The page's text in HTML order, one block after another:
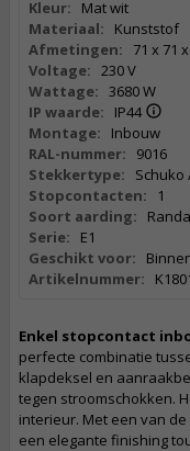
Kleur:
Mat wit
Materiaal:
Kunststof
Afmetingen:
Voltage: 230 V
Wattage: 3680 W
IP waarde:
IP44
Montage:
Inbouw
RAL-nummer:
9016
Stekkertype:
Schuko
Stopcontacten:
1
Soort aarding:
Serie:
E1
Geschikt voor:
Artikelnummer:
Enkel stopcontact
perfecte combinatie
klapdeksel en
tegen stroomschokken.
interieur. Met een van
een elegante finishing